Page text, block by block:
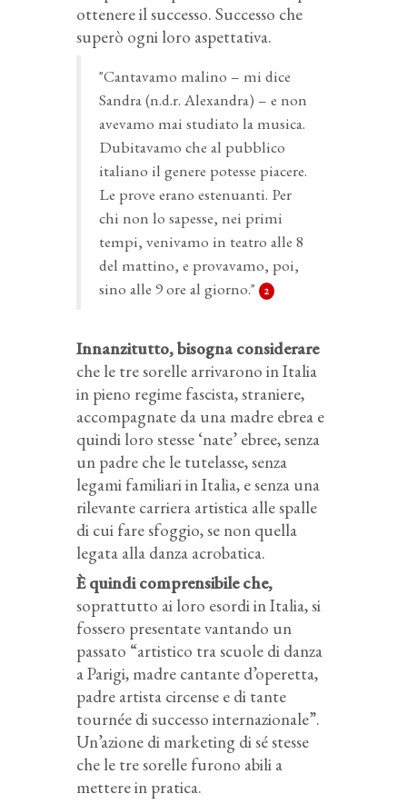
ottenere il successo. Successo che
superò ogni loro aspettativa.
"Cantavamo malino – mi dice
Sandra (n.d.r. Alexandra) – e non
avevamo mai studiato la musica.
Dubitavamo che al pubblico
italiano il genere potesse piacere.
Le prove erano estenuanti. Per
chi non lo sapesse, nei primi
tempi, venivamo in teatro alle 8
del mattino, e provavamo, poi,
sino alle 9 ore al giorno."
2
Innanzitutto, bisogna considerare
che le tre sorelle arrivarono in Italia
in pieno regime fascista, straniere,
accompagnate da una madre ebrea e
quindi loro stesse ‘nate’ ebree, senza
un padre che le tutelasse, senza
legami familiari in Italia, e senza una
rilevante carriera artistica alle spalle
di cui fare sfoggio, se non quella
legata alla danza acrobatica.
È quindi comprensibile che,
soprattutto ai loro esordi in Italia, si
fossero presentate vantando un
passato “artistico tra scuole di danza
a Parigi, madre cantante d’operetta,
padre artista circense e di tante
tournée di successo internazionale”.
Un’azione di marketing di sé stesse
che le tre sorelle furono abili a
mettere in pratica.